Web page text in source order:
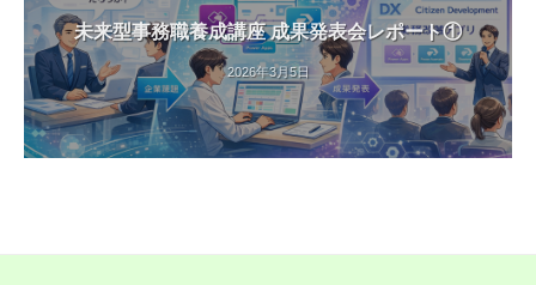
未来型事務職養成講座 成果発表会レポート①
2026年3月5日